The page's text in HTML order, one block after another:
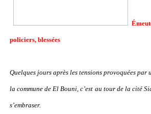
policiers, blessées
Quelques jours après les tensions provoquées
la commune de El Bouni, c’est au tour de la cité
s’embraser.